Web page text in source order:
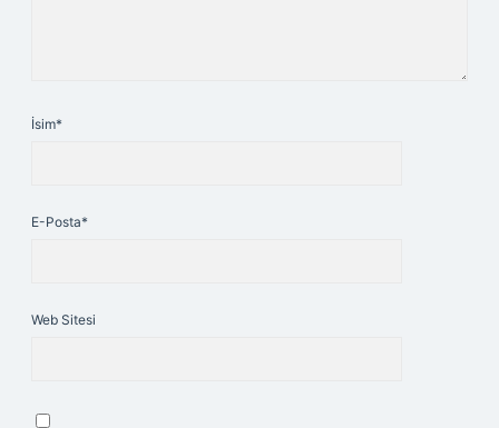
İsim*
E-Posta*
Web Sitesi